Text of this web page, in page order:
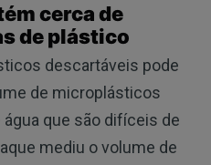
cerca de
de plástico
descartáveis ​​pode
de microplásticos
que são difíceis de
mediu o volume de